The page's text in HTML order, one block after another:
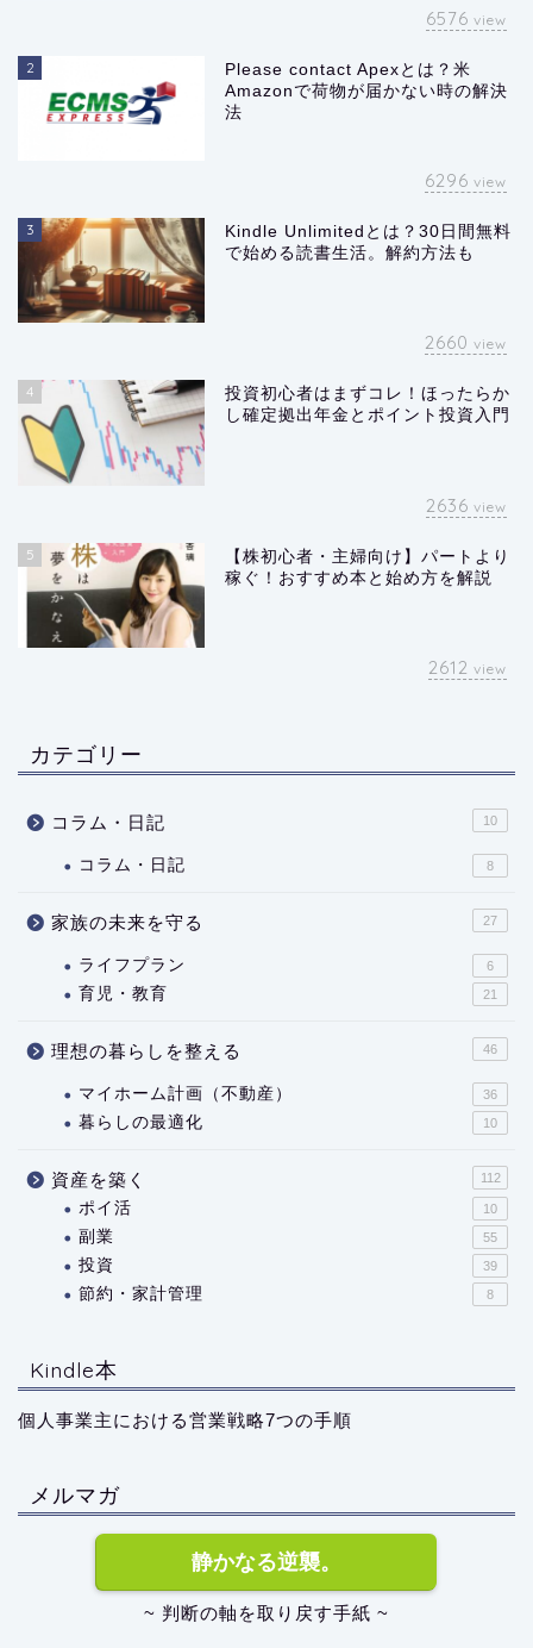
6576 view
2
Please contact Apexとは？米
Amazonで荷物が届かない時の解決
法
6296 view
3
Kindle Unlimitedとは？30日間無料
で始める読書生活。解約方法も
2660 view
4
投資初心者はまずコレ！ほったらか
し確定拠出年金とポイント投資入門
2636 view
5
【株初心者・主婦向け】パートより
稼ぐ！おすすめ本と始め方を解説
2612 view
カテゴリー
コラム・日記 10
コラム・日記 8
家族の未来を守る 27
ライフプラン 6
育児・教育 21
理想の暮らしを整える 46
マイホーム計画（不動産） 36
暮らしの最適化 10
資産を築く 112
ポイ活 10
副業 55
投資 39
節約・家計管理 8
Kindle本
個人事業主における営業戦略7つの手順
メルマガ
静かなる逆襲。
~ 判断の軸を取り戻す手紙 ~